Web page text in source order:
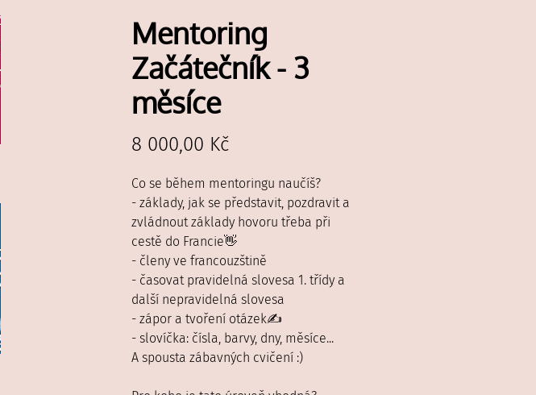
Mentoring
Začátečník - 3
měsíce
8 000,00 KčCena
Co se během mentoringu naučíš?
- základy, jak se představit, pozdravit a
zvládnout základy hovoru třeba při
cestě do Francie👋
- členy ve francouzštině
- časovat pravidelná slovesa 1. třídy a
další nepravidelná slovesa
- zápor a tvoření otázek✍️
- slovíčka: čísla, barvy, dny, měsíce...
A spousta zábavných cvičení :)